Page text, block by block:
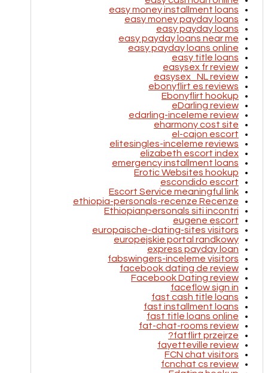
easy money installment loans
easy money payday loans
easy payday loans
easy payday loans near me
easy payday loans online
easy title loans
easysex fr review
easysex_NL review
ebonyflirt es reviews
Ebonyflirt hookup
eDarling review
edarling-inceleme review
eharmony cost site
el-cajon escort
elitesingles-inceleme reviews
elizabeth escort index
emergency installment loans
Erotic Websites hookup
escondido escort
Escort Service meaningful link
ethiopia-personals-recenze Recenze
Ethiopianpersonals siti incontri
eugene escort
europaische-dating-sites visitors
europejskie portal randkowy
express payday loan
fabswingers-inceleme visitors
facebook dating de review
Facebook Dating review
faceflow sign in
fast cash title loans
fast installment loans
fast title loans online
fat-chat-rooms review
fatflirt przejrze?
fayetteville review
FCN chat visitors
fcnchat cs review